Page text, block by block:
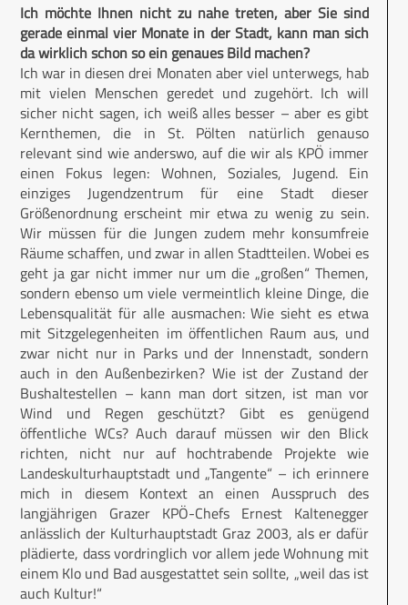
Ich möchte Ihnen nicht zu nahe treten, aber Sie sind
gerade einmal vier Monate in der Stadt, kann man sich
da wirklich schon so ein genaues Bild machen?
Ich war in diesen drei Monaten aber viel unterwegs, hab
mit vielen Menschen geredet und zugehört. Ich will
sicher nicht sagen, ich weiß alles besser – aber es gibt
Kernthemen, die in St. Pölten natürlich genauso
relevant sind wie anderswo, auf die wir als KPÖ immer
einen Fokus legen: Wohnen, Soziales, Jugend. Ein
einziges Jugendzentrum für eine Stadt dieser
Größenordnung erscheint mir etwa zu wenig zu sein.
Wir müssen für die Jungen zudem mehr konsumfreie
Räume schaffen, und zwar in allen Stadtteilen. Wobei es
geht ja gar nicht immer nur um die „großen“ Themen,
sondern ebenso um viele vermeintlich kleine Dinge, die
Lebensqualität für alle ausmachen: Wie sieht es etwa
mit Sitzgelegenheiten im öffentlichen Raum aus, und
zwar nicht nur in Parks und der Innenstadt, sondern
auch in den Außenbezirken? Wie ist der Zustand der
Bushaltestellen – kann man dort sitzen, ist man vor
Wind und Regen geschützt? Gibt es genügend
öffentliche WCs? Auch darauf müssen wir den Blick
richten, nicht nur auf hochtrabende Projekte wie
Landeskulturhauptstadt und „Tangente“ – ich erinnere
mich in diesem Kontext an einen Ausspruch des
langjährigen Grazer KPÖ-Chefs Ernest Kaltenegger
anlässlich der Kulturhauptstadt Graz 2003, als er dafür
plädierte, dass vordringlich vor allem jede Wohnung mit
einem Klo und Bad ausgestattet sein sollte, „weil das ist
auch Kultur!“